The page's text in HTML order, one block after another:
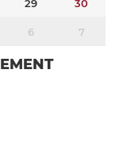
29 30
6 7